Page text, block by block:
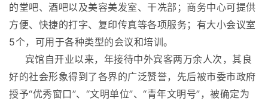
的堂吧、酒吧以及美容美发室、干冼部；商务中心可提供
方便、快捷的打字、复印传真等各项服务；有大小会议室
5个，可用于各种类型的会议和培训。
宾馆自开业以来，年接待中外宾客两万余人次，其良
好的社会形象得到了各界的广泛赞誉，先后被市委市政府
授予“优秀窗口”、“文明单位”、“青年文明号”，被确定为